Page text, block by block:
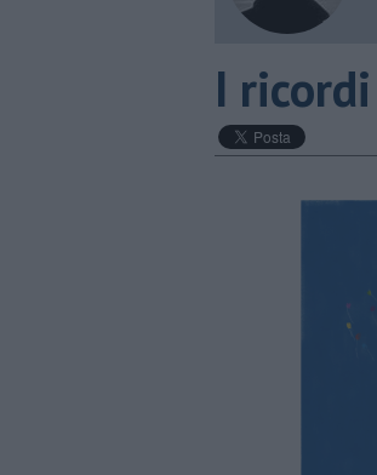
I ricordi